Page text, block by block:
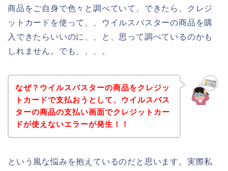
商品をご自身で色々と調べていて、できたら、クレジ
ットカードを使って、、ウイルスバスターの商品を購
入できたらいいのに、、と、思って調べているのかも
しれません。でも、、、。
なぜ？ウイルスバスターの商品をクレジッ
トカードで支払おうとして、ウイルスバス
ターの商品の支払い画面でクレジットカー
ドが使えないエラーが発生！！
という風な悩みを抱えているのだと思います。実際私